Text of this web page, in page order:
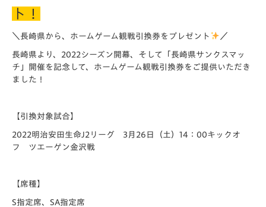
ト！
＼長崎県から、ホームゲーム観戦引換券をプレゼント ／
長崎県より、2022シーズン開幕、そして「 長崎県サンクスマッ
チ」開催を記念して、 ホームゲーム観戦引換券をご提供いただき
ました！
【引換対象試合】
2022明治安田生命J2リーグ 3月26日（土）14：00キックオ
フ ツエーゲン金沢戦
【席種】
S指定席、SA指定席